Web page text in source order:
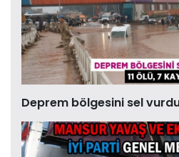
Deprem bölgesini sel